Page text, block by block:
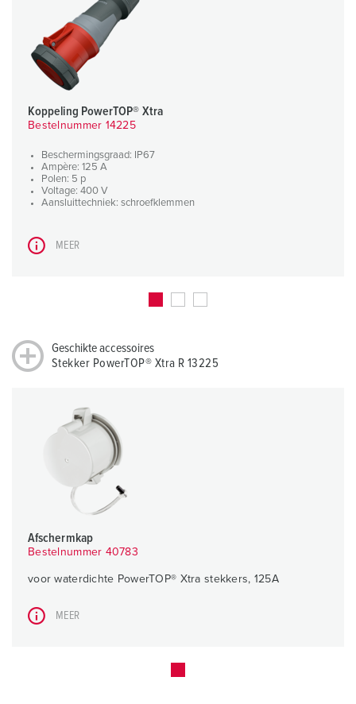
Koppeling PowerTOP® Xtra
Bestelnummer 14225
Beschermingsgraad: IP67
Ampère: 125 A
Polen: 5 p
Voltage: 400 V
Aansluittechniek: schroefklemmen
MEER
Geschikte accessoires
Stekker PowerTOP® Xtra R 13225
Afschermkap
Bestelnummer 40783
voor waterdichte PowerTOP® Xtra stekkers, 125A
MEER